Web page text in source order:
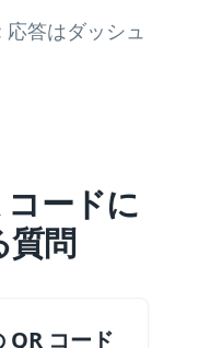
答はダッシュ
ードに
質問
QR コード